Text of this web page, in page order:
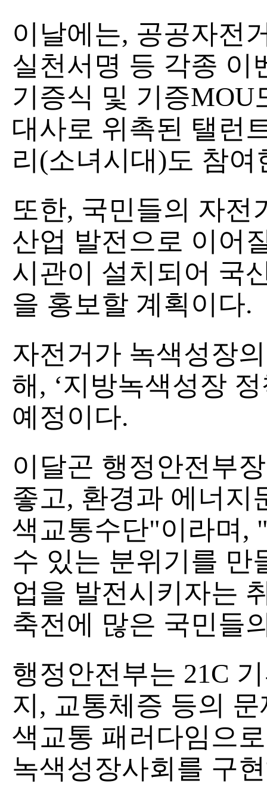
이날에는, 공공자전
실천서명 등 각종 이
기증식 및 기증MOU
대사로 위촉된 탤런
리(소녀시대)도 참여
또한, 국민들의 자전
산업 발전으로 이어
시관이 설치되어 국
을 홍보할 계획이다.
자전거가 녹색성장
해, ‘지방녹색성장
예정이다.
이달곤 행정안전부
좋고, 환경과 에너지
색교통수단"이라며,
수 있는 분위기를 만
업을 발전시키자는
축전에 많은 국민들
행정안전부는 21C
지, 교통체증 등의
색교통 패러다임으
녹색성장사회를 구